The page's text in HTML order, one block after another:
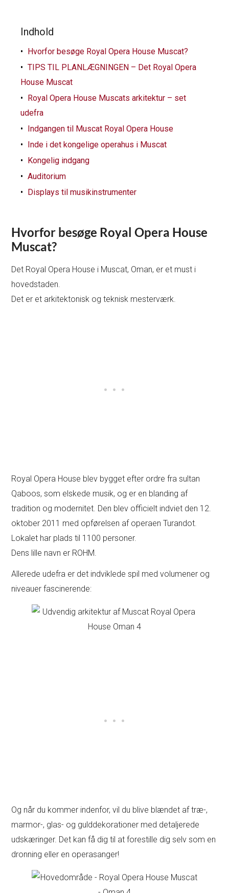
Indhold
Hvorfor besøge Royal Opera House Muscat?
TIPS TIL PLANLÆGNINGEN – Det Royal Opera
House Muscat
Royal Opera House Muscats arkitektur – set
udefra
Indgangen til Muscat Royal Opera House
Inde i det kongelige operahus i Muscat
Kongelig indgang
Auditorium
Displays til musikinstrumenter
Hvorfor besøge Royal Opera House
Muscat?
Det Royal Opera House i Muscat, Oman, er et must i
hovedstaden.
Det er et arkitektonisk og teknisk mesterværk.
Royal Opera House blev bygget efter ordre fra sultan
Qaboos, som elskede musik, og er en blanding af
tradition og modernitet. Den blev officielt indviet den 12.
oktober 2011 med opførelsen af operaen Turandot.
Lokalet har plads til 1100 personer.
Dens lille navn er ROHM.
Allerede udefra er det indviklede spil med volumener og
niveauer fascinerende:
Og når du kommer indenfor, vil du blive blændet af træ-,
marmor-, glas- og gulddekorationer med detaljerede
udskæringer. Det kan få dig til at forestille dig selv som en
dronning eller en operasanger!